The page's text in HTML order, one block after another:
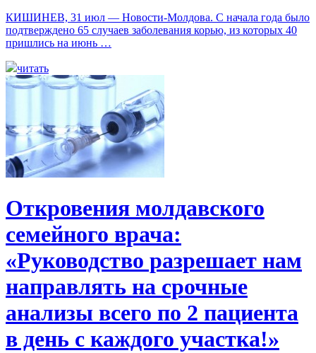
КИШИНЕВ, 31 июл — Новости-Молдова. С начала года было
подтверждено 65 случаев заболевания корью, из которых 40
пришлись на июнь …
читать
Откровения молдавского
семейного врача:
«Руководство разрешает нам
направлять на срочные
анализы всего по 2 пациента
в день с каждого участка!»